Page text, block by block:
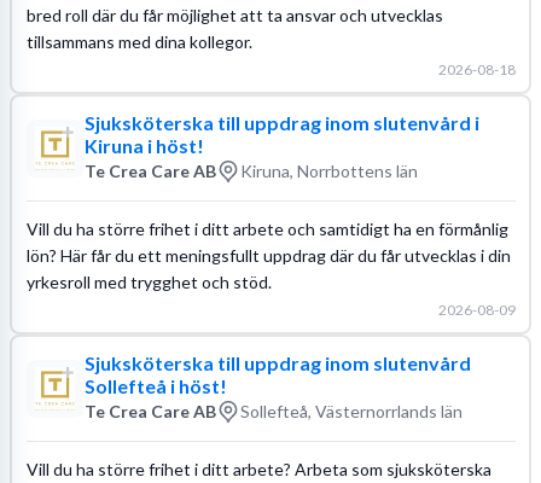
bred roll där du får möjlighet att ta ansvar och utvecklas
tillsammans med dina kollegor.
2026-08-18
Sjuksköterska till uppdrag inom slutenvård i
Kiruna i höst!
Te Crea Care AB Kiruna, Norrbottens län
Vill du ha större frihet i ditt arbete och samtidigt ha en förmånlig
lön? Här får du ett meningsfullt uppdrag där du får utvecklas i din
yrkesroll med trygghet och stöd.
2026-08-09
Sjuksköterska till uppdrag inom slutenvård
Sollefteå i höst!
Te Crea Care AB Sollefteå, Västernorrlands län
Vill du ha större frihet i ditt arbete? Arbeta som sjuksköterska